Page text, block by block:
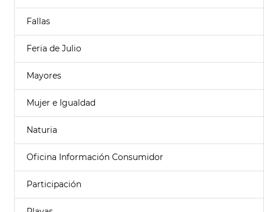
Fallas
Feria de Julio
Mayores
Mujer e Igualdad
Naturia
Oficina Información Consumidor
Participación